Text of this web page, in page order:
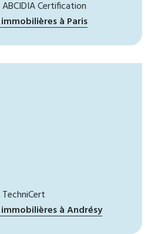
Certification
à Paris
à Andrésy